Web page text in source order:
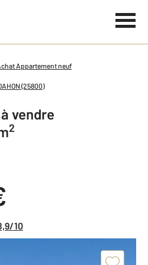
Appartement neuf
(25800)
vendre
2
10